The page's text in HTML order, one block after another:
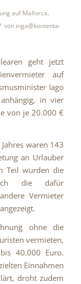
auf Mallorca,
von inga@kontenta-
geht jetzt
auf
Iago
in vier
von je 20.000 €
waren 143
an Urlauber
Teil wurden die
die dafür
Vermieter
ohne die
vermieten,
40.000 Euro.
Einnahmen
droht zudem